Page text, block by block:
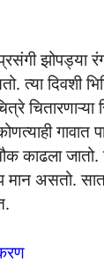
झोपड्या
त्या दिवशी
चितारणाऱ्या
काढला जातो.
मान असतो.